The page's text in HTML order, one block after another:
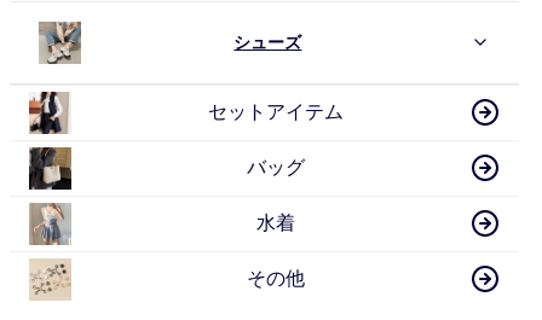
シューズ
セットアイテム
バッグ
水着
その他